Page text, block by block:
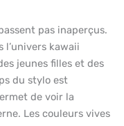
pas inaperçus.
l’univers kawaii
jeunes filles et des
du stylo est
de voir la
Les couleurs vives